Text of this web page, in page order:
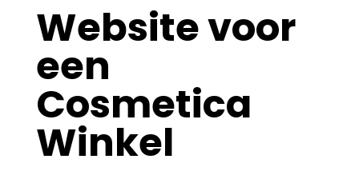
Website voor
een
Cosmetica
Winkel